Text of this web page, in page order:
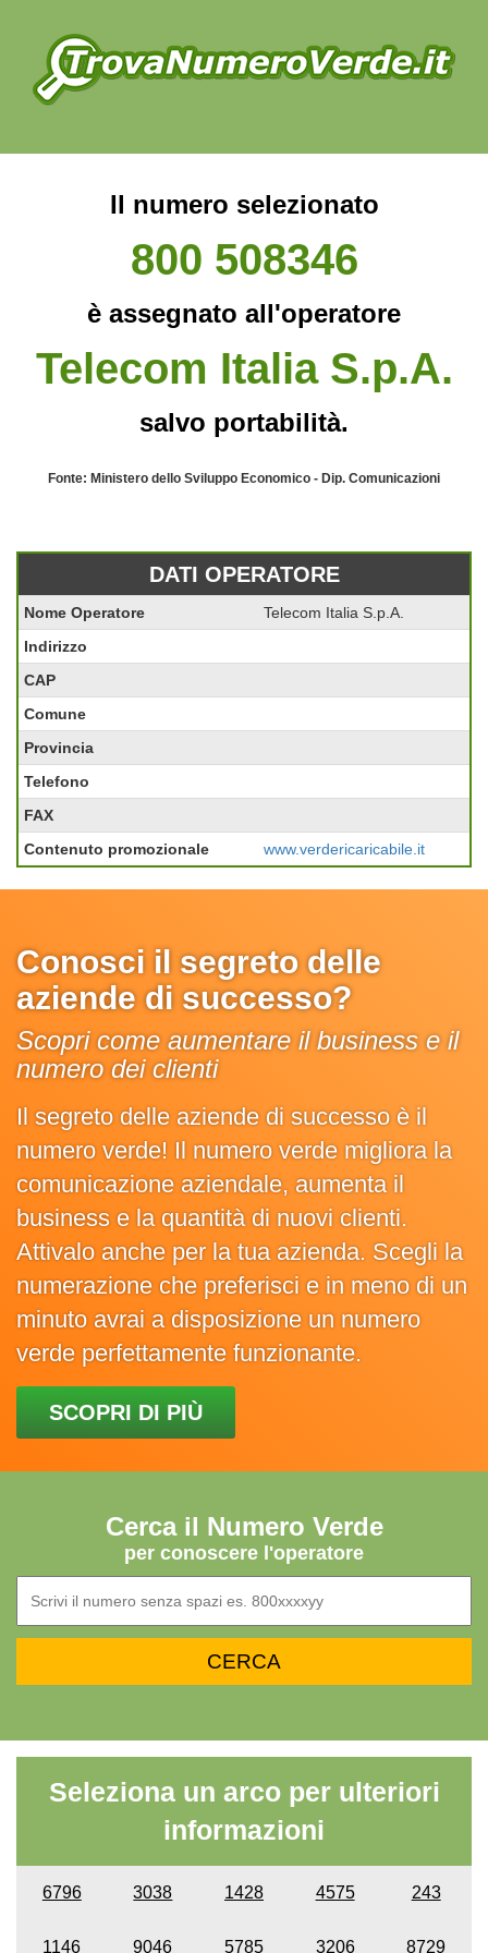
Il numero selezionato
800 508346
è assegnato all'operatore
Telecom Italia S.p.A.
salvo portabilità.
Fonte: Ministero dello Sviluppo Economico - Dip. Comunicazioni
DATI OPERATORE
Nome Operatore
Telecom Italia S.p.A.
Indirizzo
CAP
Comune
Provincia
Telefono
FAX
Contenuto promozionale
www.verdericaricabile.it
Conosci il segreto delle
aziende di successo?
Scopri come aumentare il business e il
numero dei clienti
Il segreto delle aziende di successo è il
numero verde! Il numero verde migliora la
comunicazione aziendale, aumenta il
business e la quantità di nuovi clienti.
Attivalo anche per la tua azienda. Scegli la
numerazione che preferisci e in meno di un
minuto avrai a disposizione un numero
verde perfettamente funzionante.
SCOPRI DI PIÙ
Cerca il Numero Verde
per conoscere l'operatore
Seleziona un arco per ulteriori
informazioni
6796 3038 1428 4575 243
1146 9046 5785 3206 8729